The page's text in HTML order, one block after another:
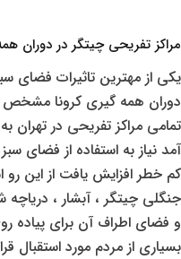
مراکز تفریحی چیتگر در دوران
یکی از مهترین تاثیرات فضای
دوران همه گیری کرونا مشخص
تمامی مراکز تفریحی در تهران
آمد نیاز به استفاده از فضای
کم خطر افزایش یافت از این رو
جنگلی چیتگر ، آبشار ،
و فضای اطراف آن برای
بسیاری از مردم مورد استقبال